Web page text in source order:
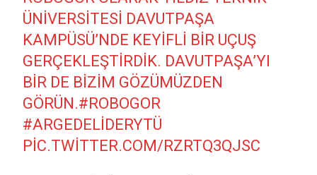
ÜNIVERSITESI DAVUTPAŞA
KAMPÜSÜ’NDE KEYIFLI BIR UÇUŞ
GERÇEKLEŞTIRDIK. DAVUTPAŞA’YI
BIR DE BIZIM GÖZÜMÜZDEN
GÖRÜN.#ROBOGOR
#ARGEDELIDERYTÜ
PIC.TWITTER.COM/RZRTQ3QJSC